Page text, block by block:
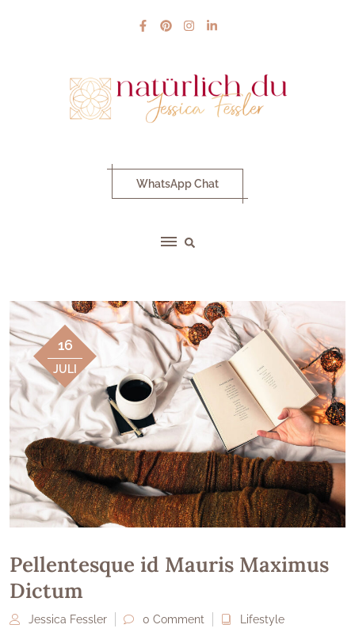
WhatsApp Chat
16
JULI
Pellentesque id Mauris Maximus
Dictum
Jessica Fessler 0 Comment Lifestyle